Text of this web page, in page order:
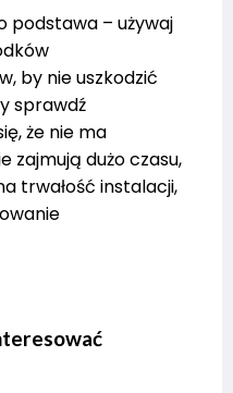
podstawa – używaj
by nie uszkodzić
sprawdź
że nie ma
zajmują dużo czasu,
trwałość instalacji,